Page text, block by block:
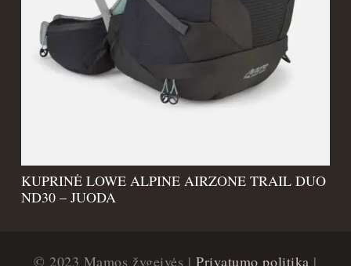
KUPRINĖ LOWE ALPINE AIRZONE TRAIL DUO
ND30 – JUODA
© 2023 Mamos žygeivės |Privatumo politika |